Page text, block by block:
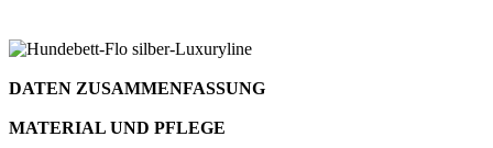
DATEN ZUSAMMENFASSUNG
MATERIAL UND PFLEGE